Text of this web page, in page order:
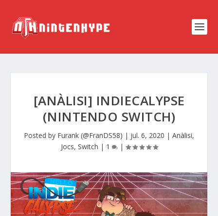
[ANÀLISI] INDIECALYPSE
(NINTENDO SWITCH)
Posted by Furank (@FranDS58) | jul. 6, 2020 | Anàlisi,
Jocs, Switch | 1 |